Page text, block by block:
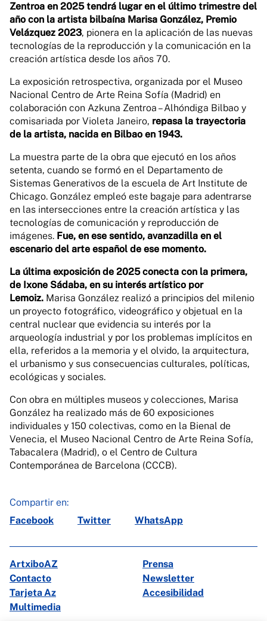
Zentroa en 2025 tendrá lugar en el último trimestre del
año con la artista bilbaína Marisa González, Premio
Velázquez 2023, pionera en la aplicación de las nuevas
tecnologías de la reproducción y la comunicación en la
creación artística desde los años 70.
La exposición retrospectiva, organizada por el Museo
Nacional Centro de Arte Reina Sofía (Madrid) en
colaboración con Azkuna Zentroa – Alhóndiga Bilbao y
comisariada por Violeta Janeiro, repasa la trayectoria
de la artista, nacida en Bilbao en 1943.
La muestra parte de la obra que ejecutó en los años
setenta, cuando se formó en el Departamento de
Sistemas Generativos de la escuela de Art Institute de
Chicago. González empleó este bagaje para adentrarse
en las intersecciones entre la creación artística y las
tecnologías de comunicación y reproducción de
imágenes. Fue, en ese sentido, avanzadilla en el
escenario del arte español de ese momento.
La última exposición de 2025 conecta con la primera,
de Ixone Sádaba, en su interés artístico por
Lemoiz. Marisa González realizó a principios del milenio
un proyecto fotográfico, videográfico y objetual en la
central nuclear que evidencia su interés por la
arqueología industrial y por los problemas implícitos en
ella, referidos a la memoria y el olvido, la arquitectura,
el urbanismo y sus consecuencias culturales, políticas,
ecológicas y sociales.
Con obra en múltiples museos y colecciones, Marisa
González ha realizado más de 60 exposiciones
individuales y 150 colectivas, como en la Bienal de
Venecia, el Museo Nacional Centro de Arte Reina Sofía,
Tabacalera (Madrid), o el Centro de Cultura
Contemporánea de Barcelona (CCCB).
Compartir en:
Facebook
Twitter WhatsApp
ArtxiboAZ
Prensa
Contacto
Newsletter
Tarjeta Az
Accesibilidad
Multimedia